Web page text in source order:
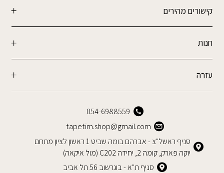
קישורים מהירים
חנות
עזרה
054-6988559
tapetim.shop@gmail.com
סניף ראשל"צ - אברהם בומה שביט 1 ראשון לציון מתחם
יוקה פארק, קומה 2, יחידה C202 (מול איקאה)
סניף ת"א - בוגרשוב 56 תל אביב